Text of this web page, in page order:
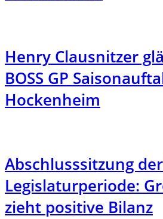
Henry Clausnitzer
BOSS GP
Hockenheim
Abschlusssitzung
Legislaturperiode:
zieht positive Bilanz